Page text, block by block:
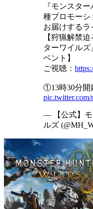
『モンスタ
種プロモーシ
お届けするラ
【狩猟解禁
ターワイルズ
ベント】
ご視聴：
①13時30分開
— 【公式】モ
ルズ